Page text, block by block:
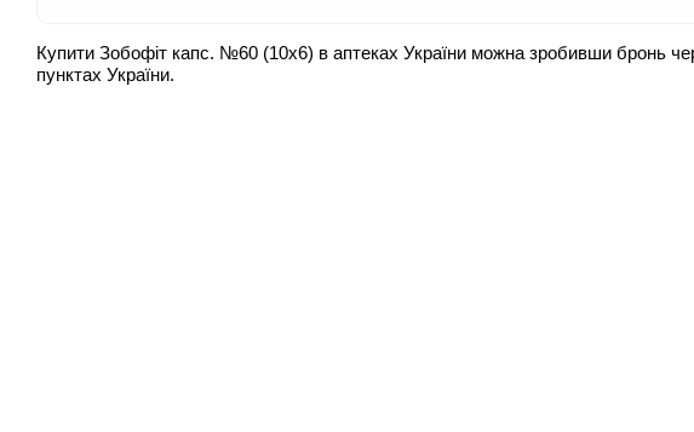
Купити Зобофіт капс. №60 (10х6) в аптеках України можна зробивши бронь
пунктах України.